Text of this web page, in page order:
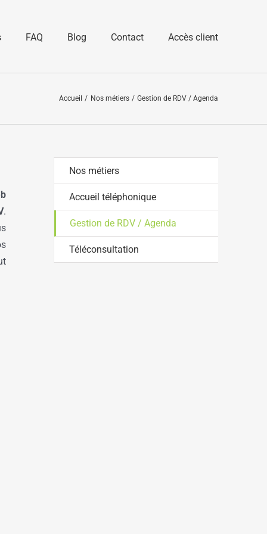
FAQ Blog Contact Accès client
Accueil Nos métiers Gestion de RDV / Agenda
.
Nos métiers
Accueil téléphonique
Gestion de RDV / Agenda
Téléconsultation